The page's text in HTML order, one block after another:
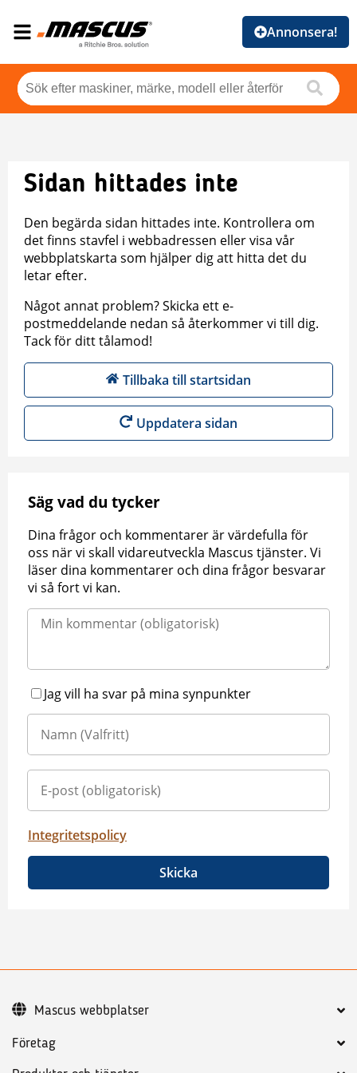
Annonsera!
Sidan hittades inte
Den begärda sidan hittades inte. Kontrollera om
det finns stavfel i webbadressen eller visa vår
webbplatskarta som hjälper dig att hitta det du
letar efter.
Något annat problem? Skicka ett e-
postmeddelande nedan så återkommer vi till dig.
Tack för ditt tålamod!
Tillbaka till startsidan
Uppdatera sidan
Säg vad du tycker
Dina frågor och kommentarer är värdefulla för
oss när vi skall vidareutveckla Mascus tjänster. Vi
läser dina kommentarer och dina frågor besvarar
vi så fort vi kan.
Jag vill ha svar på mina synpunkter
Integritetspolicy
Skicka
Företag
Mascus webbplatser